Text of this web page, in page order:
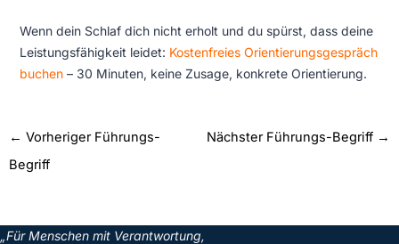
Wenn dein Schlaf dich nicht erholt und du spürst, dass deine
Leistungsfähigkeit leidet: Kostenfreies Orientierungsgespräch
buchen– 30 Minuten, keine Zusage, konkrete Orientierung.
← Vorheriger Führungs-
Begriff
Nächster Führungs-Begriff →
„Für Menschen mit Verantwortung,